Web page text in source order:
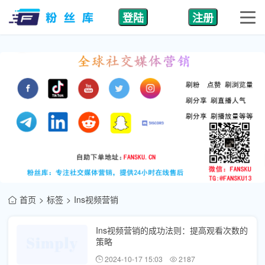
登陆 注册
首页 标签 Ins视频营销
Ins视频营销的成功法则：提高观看次数的
策略
2024-10-17 15:03 2187